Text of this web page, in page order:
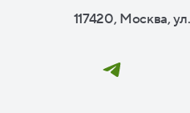
117420, Москва,